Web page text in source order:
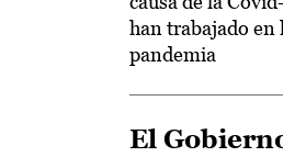
han trabajado en
pandemia
El